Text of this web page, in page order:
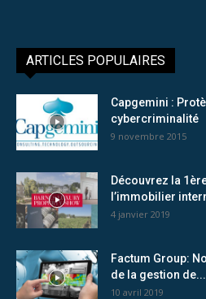
ARTICLES POPULAIRES
Capgemini :
cybercriminalité
9 novembre 2015
Découvrez la
l’immobilier
4 janvier 2019
Factum Group:
de la gestion de...
10 avril 2019